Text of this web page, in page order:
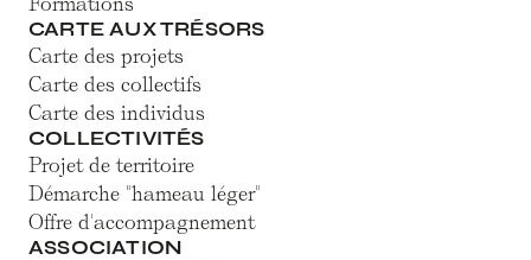
CARTE AUX TRÉSORS
Carte des projets
Carte des collectifs
Carte des individus
COLLECTIVITÉS
Projet de territoire
Démarche "hameau léger"
Offre d'accompagnement
ASSOCIATION